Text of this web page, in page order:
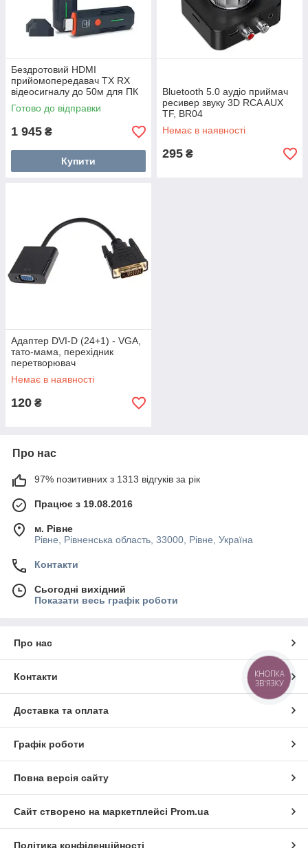
Бездротовий HDMI
прийомопередавач TX RX
відеосигналу до 50м для ПК
ТБ
Готово до відправки
1 945 ₴
Купити
Bluetooth 5.0 аудіо приймач
ресивер звуку 3D RCA AUX
TF, BR04
Немає в наявності
295 ₴
Адаптер DVI-D (24+1) - VGA,
тато-мама, перехідник
перетворювач
Немає в наявності
120 ₴
Про нас
97% позитивних з 1313 відгуків за рік
Працює з 19.08.2016
м. Рівне
Рівне, Рівненська область, 33000, Рівне, Україна
Контакти
Сьогодні вихідний
Показати весь графік роботи
Про нас
Контакти
Доставка та оплата
Графік роботи
Повна версія сайту
Сайт створено на маркетплейсі Prom.ua
Політика конфіденційності
КНОПКА
ЗВ'ЯЗКУ